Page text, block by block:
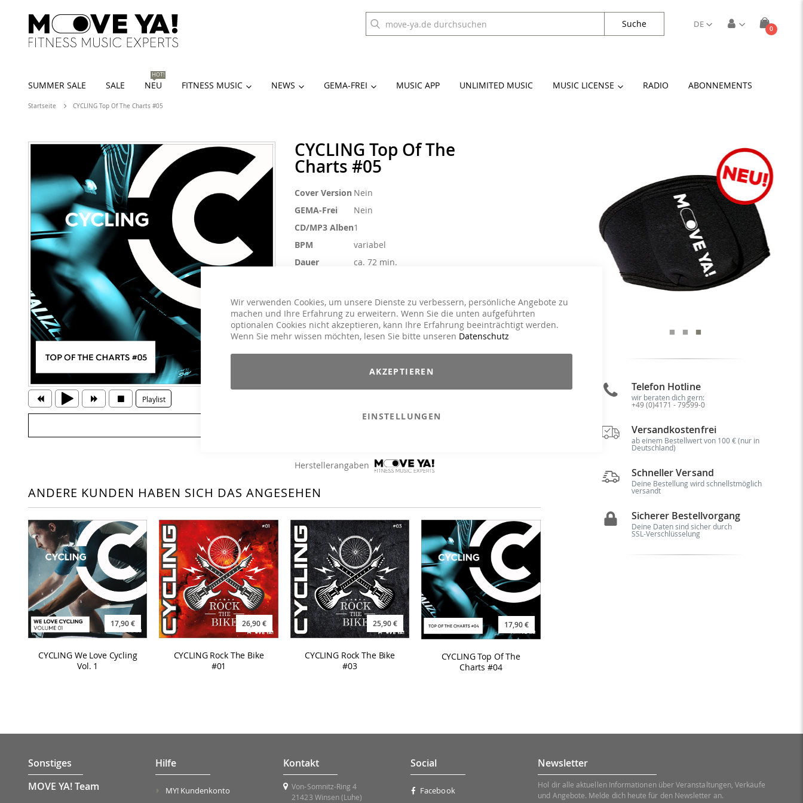
Wir verwenden Cookies, um unsere Dienste zu verbessern, persönliche Angebote zu
machen und Ihre Erfahrung zu erweitern. Wenn Sie die unten aufgeführten
optionalen Cookies nicht akzeptieren, kann Ihre Erfahrung beeinträchtigt werden.
Wenn Sie mehr wissen möchten, lesen Sie bitte unseren Datenschutz
AKZEPTIEREN
EINSTELLUNGEN
Cart
0Artikel
DE
Suche
SUMMER SALE SALE NEU
HOT!
FITNESS MUSIC NEWS GEMA-FREI MUSIC APP UNLIMITED MUSIC MUSIC LICENSE RADIO ABONNEMENTS
Startseite CYCLING Top Of The Charts #05
Playlist
CYCLING Top Of The
Charts #05
Weitere
Cover Version Nein
GEMA-Frei
Nein
CD/MP3 Alben1
BPM
variabel
Dauer
ca. 72 min.
Kursart
Cycling
Genre
Charts Hits / Pop, Dance / Electronic / Club
17,90 €
Inkl. 19% MwSt.,exkl.Versandkosten
Das Beste aus den Charts. Topaktuelle Hits und „All Time
Favorites“ in Original Versionen oder energetischen Remixen.
In den Warenkorb
Herstellerangaben
ANDERE KUNDEN HABEN SICH DAS ANGESEHEN
17,90 €
CYCLING We Love Cycling
Vol. 1
26,90 €
CYCLING Rock The Bike
#01
25,90 €
CYCLING Rock The Bike
#03
17,90 €
CYCLING Top Of The
Charts #04
Telefon Hotline
wir beraten dich gern:
+49 (0)4171 - 79599-0
Versandkostenfrei
ab einem Bestellwert von 100 € (nur in
Deutschland)
Schneller Versand
Deine Bestellung wird schnellstmöglich
versandt
Sicherer Bestellvorgang
Deine Daten sind sicher durch
SSL-Verschlüsselung
Sonstiges
MOVE YA! Team
Hilfe
MY! Kundenkonto
Kontakt
Von-Somnitz-Ring 4
21423 Winsen (Luhe)
Social
Facebook
Newsletter
Hol dir alle aktuellen Informationen über Veranstaltungen, Verkäufe
und Angebote. Melde dich heute für den Newsletter an.